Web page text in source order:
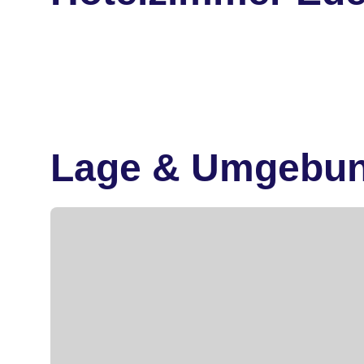
Lage &